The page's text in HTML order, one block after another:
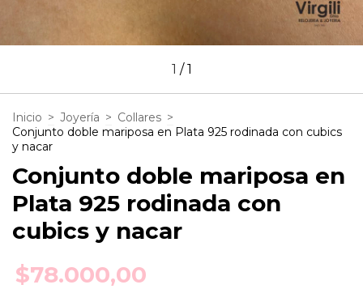
1 /1
Inicio > Joyería > Collares >
Conjunto doble mariposa en Plata 925 rodinada con cubics
y nacar
Conjunto doble mariposa en
Plata 925 rodinada con
cubics y nacar
$78.000,00